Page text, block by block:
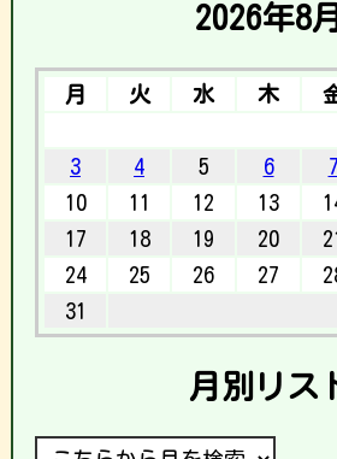
2026年8月
月 火 水 木
3
4 5 6 7
10
11 12 13
17
18 19 20
24
25 26 27
31
月別リス